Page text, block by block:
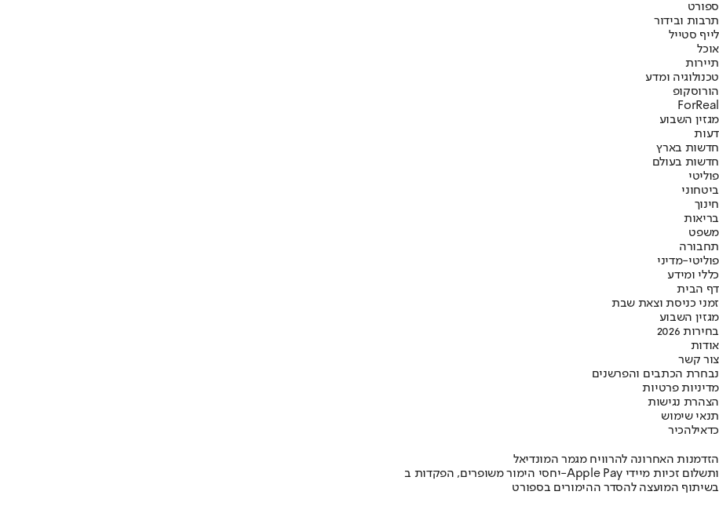
ספורט
תרבות ובידור
לייף סטייל
אוכל
תיירות
טכנולוגיה ומדע
הורוסקופ
ForReal
מגזין השבוע
דעות
חדשות בארץ
חדשות בעולם
פוליטי
ביטחוני
חינוך
בריאות
משפט
תחבורה
פוליטי-מדיני
כללי ומידע
דף הבית
זמני כניסת וצאת שבת
מגזין השבוע
בחירות 2026
אודות
צור קשר
נבחרת הכתבים והפרשנים
מדיניות פרטיות
הצהרת נגישות
תנאי שימוש
כדאילהכיר
הזדמנות האחרונה להרוויח מגמר המונדיאל
יחסי הימור משופרים, הפקדות ב-Apple Pay ותשלום זכיות מיידי
בשיתוף המועצה להסדר ההימורים בספורט